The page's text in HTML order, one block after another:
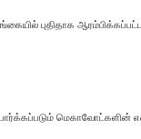
புதிதாக